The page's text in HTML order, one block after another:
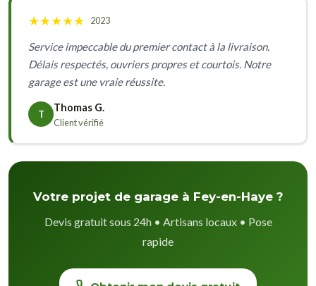
★★★★★ 2023
Service impeccable du premier contact à la livraison.
Délais respectés, ouvriers propres et courtois. Notre
garage est une vraie réussite.
T
Thomas G.
Client vérifié
Votre projet de garage à Fey-en-Haye ?
Devis gratuit sous 24h • Artisans locaux • Pose
rapide